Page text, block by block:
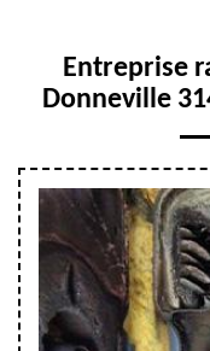
Entreprise
Donneville